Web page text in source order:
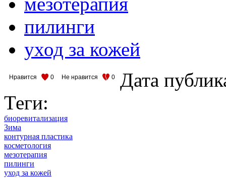
пилинги
уход за кожей
Нравится 0 Не нравится 0
Дата
Теги:
биоревитализация
Зима
контурная пластика
косметология
мезотерапия
пилинги
уход за кожей